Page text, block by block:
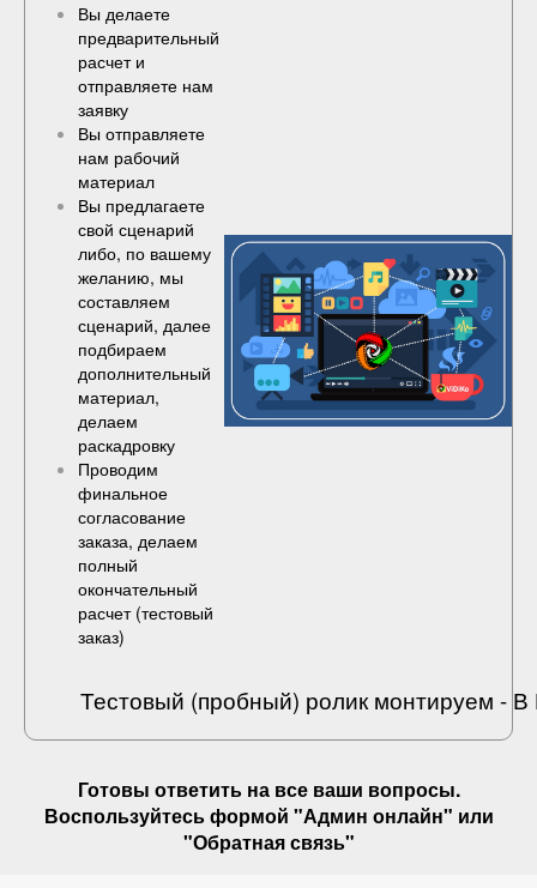
Вы делаете
предварительный
расчет и
отправляете нам
заявку
Вы отправляете
нам рабочий
материал
Вы предлагаете
свой сценарий
либо, по вашему
желанию, мы
составляем
сценарий, далее
подбираем
дополнительный
материал,
делаем
раскадровку
Проводим
финальное
согласование
заказа, делаем
полный
окончательный
расчет (тестовый
заказ)
Тестовый (пробный) ролик монтируем -
Готовы ответить на все ваши вопросы.
Воспользуйтесь формой "Админ онлайн" или
"Обратная связь"